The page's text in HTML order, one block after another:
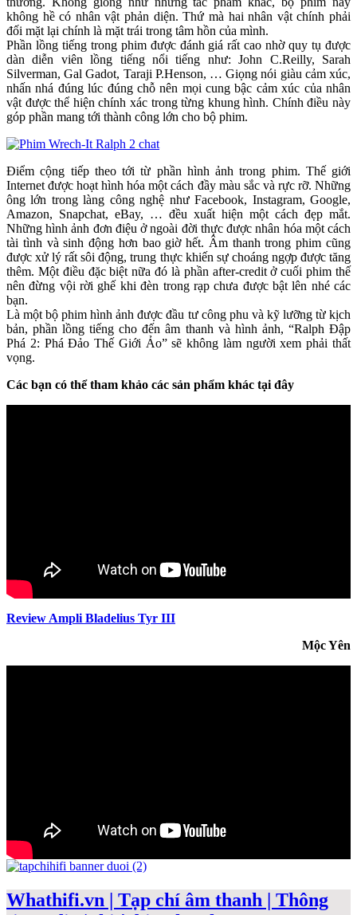
không hề có nhân vật phản diện. Thứ mà hai nhân vật chính phải
đối mặt lại chính là mặt trái trong tâm hồn của mình.
Phần lồng tiếng trong phim được đánh giá rất cao nhờ quy tụ được
dàn diễn viên lồng tiếng nổi tiếng như: John C.Reilly, Sarah
Silverman, Gal Gadot, Taraji P.Henson, … Giọng nói giàu cảm xúc,
nhấn nhá đúng lúc đúng chỗ nên mọi cung bậc cảm xúc của nhân
vật được thể hiện chính xác trong từng khung hình. Chính điều này
góp phần mang tới thành công lớn cho bộ phim.
Điểm cộng tiếp theo tới từ phần hình ảnh trong phim. Thế giới
Internet được hoạt hình hóa một cách đầy màu sắc và rực rỡ. Những
ông lớn trong làng công nghệ như Facebook, Instagram, Google,
Amazon, Snapchat, eBay, … đều xuất hiện một cách đẹp mắt.
Những hình ảnh đơn điệu ở ngoài đời thực được nhân hóa một cách
tài tình và sinh động hơn bao giờ hết. Âm thanh trong phim cũng
được xử lý rất sôi động, trung thực khiến sự choáng ngợp được tăng
thêm. Một điều đặc biệt nữa đó là phần after-credit ở cuối phim thế
nên đừng vội rời ghế khi đèn trong rạp chưa được bật lên nhé các
bạn.
Là một bộ phim hình ảnh được đầu tư công phu và kỹ lưỡng từ kịch
bản, phần lồng tiếng cho đến âm thanh và hình ảnh, “Ralph Đập
Phá 2: Phá Đảo Thế Giới Ảo” sẽ không làm người xem phải thất
vọng.
Các bạn có thể tham khảo các sản phẩm khác tại đây
Review Ampli Bladelius Tyr III
Mộc Yên
Whathifi.vn | Tạp chí âm thanh | Thông